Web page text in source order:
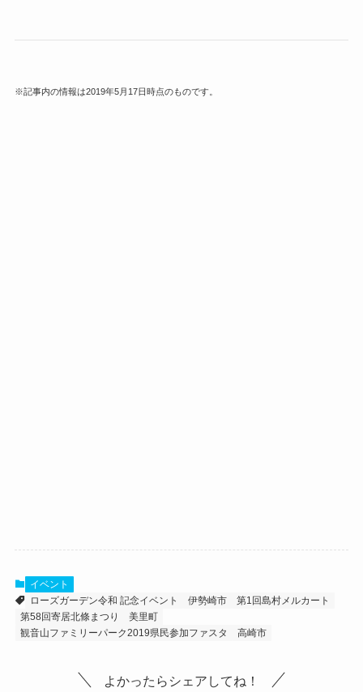
※記事内の情報は2019年5月17日時点のものです。
イベント
ローズガーデン令和 記念イベント
伊勢崎市
第1回島村メルカート
第58回寄居北條まつり
美里町
観音山ファミリーパーク2019県民参加ファスタ
高崎市
よかったらシェアしてね！